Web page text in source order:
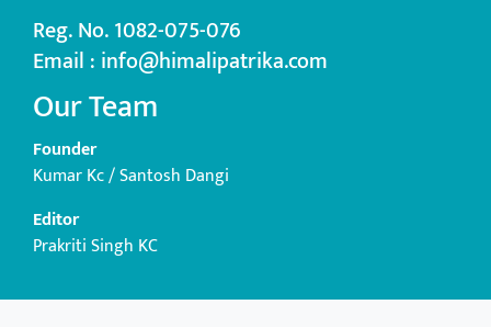
Reg. No. 1082-075-076
Email : info@himalipatrika.com
Our Team
Founder
Kumar Kc / Santosh Dangi
Editor
Prakriti Singh KC